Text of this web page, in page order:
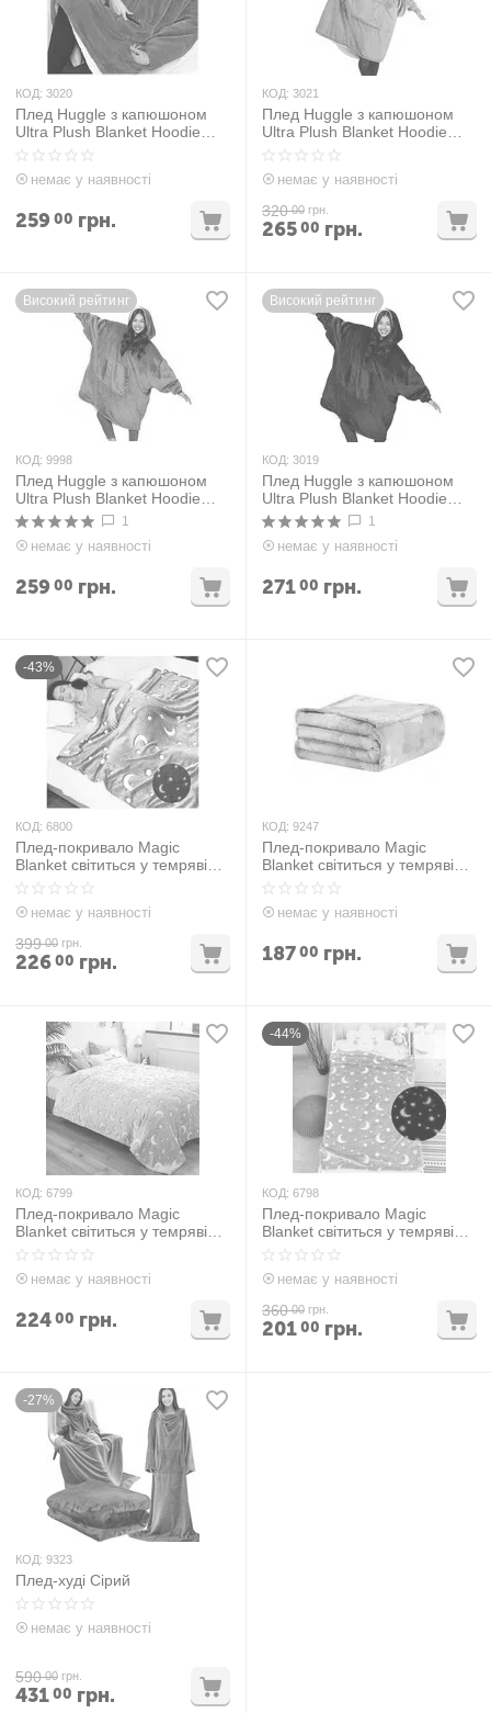
КОД: 3020
Плед Huggle з капюшоном
Ultra Plush Blanket Hoodie
Рожевий
немає у наявності
25900 грн.
КОД: 3021
Плед Huggle з капюшоном
Ultra Plush Blanket Hoodie
Сірий
немає у наявності
320 00 грн.
26500 грн.
Високий рейтинг
КОД: 9998
Плед Huggle з капюшоном
Ultra Plush Blanket Hoodie
Фіолетовий
1
немає у наявності
25900 грн.
Високий рейтинг
КОД: 3019
Плед Huggle з капюшоном
Ultra Plush Blanket Hoodie
Чорний
1
немає у наявності
27100 грн.
-43%
КОД: 6800
Плед-покривало Magic
Blanket світиться у темряві
Блакитний
немає у наявності
399 00 грн.
22600 грн.
КОД: 9247
Плед-покривало Magic
Blanket світиться у темряві
Райдужний
немає у наявності
18700 грн.
КОД: 6799
Плед-покривало Magic
Blanket світиться у темряві
Рожевий
немає у наявності
22400 грн.
-44%
КОД: 6798
Плед-покривало Magic
Blanket світиться у темряві
Сірий
немає у наявності
360 00 грн.
20100 грн.
-27%
КОД: 9323
Плед-худі Сірий
немає у наявності
590 00 грн.
43100 грн.